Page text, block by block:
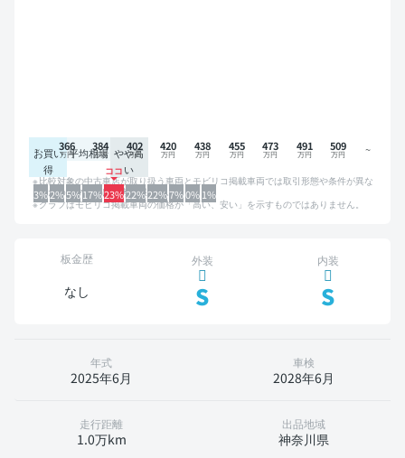
お買い
得
平均相場 やや高
い
3%2%5%17%23%22%22%7%0%1%
366 384 402 420 438 455 473 491 509
比較対象の中古車店が取り扱う車両とモビリコ掲載車両では取引形態や条件が異な
るため、グラフは参考情報です。
グラフはモビリコ掲載車両の価格が「高い、安い」を示すものではありません。
板金歴
なし
外装
S
内装
S
年式
2025年6月
車検
2028年6月
走行距離
1.0万km
出品地域
神奈川県